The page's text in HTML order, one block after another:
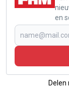
en
Delen